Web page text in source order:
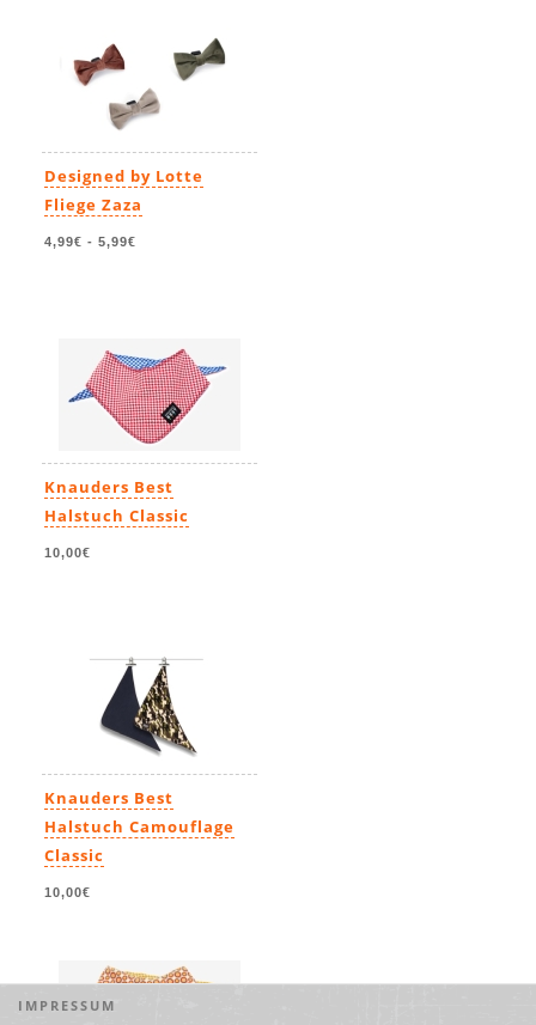
Designed by Lotte
Fliege Zaza
4,99€ - 5,99€
Knauders Best
Halstuch Classic
10,00€
Knauders Best
Halstuch Camouflage
Classic
10,00€
IMPRESSUM